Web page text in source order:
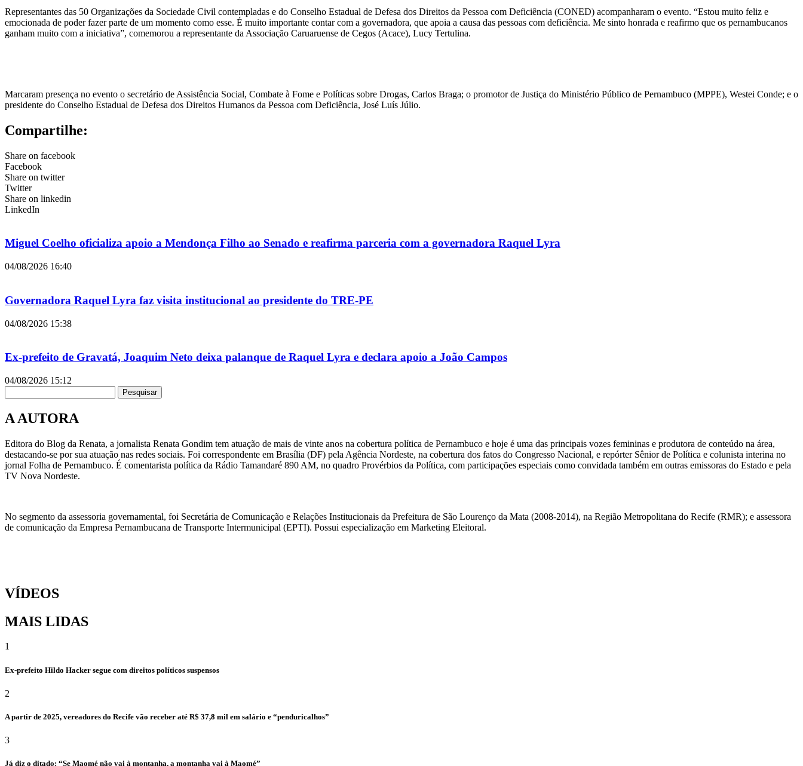
Representantes das 50 Organizações da Sociedade Civil contempladas e do Conselho Estadual de Defesa dos Direitos da Pessoa com Deficiência (CONED) acompanharam o evento. “Estou muito feliz e
emocionada de poder fazer parte de um momento como esse. É muito importante contar com a governadora, que apoia a causa das pessoas com deficiência. Me sinto honrada e reafirmo que os pernambucanos
ganham muito com a iniciativa”, comemorou a representante da Associação Caruaruense de Cegos (Acace), Lucy Tertulina.
Marcaram presença no evento o secretário de Assistência Social, Combate à Fome e Políticas sobre Drogas, Carlos Braga; o promotor de Justiça do Ministério Público de Pernambuco (MPPE), Westei Conde; e o
presidente do Conselho Estadual de Defesa dos Direitos Humanos da Pessoa com Deficiência, José Luís Júlio.
Compartilhe:
Share on facebook
Facebook
Share on twitter
Twitter
Share on linkedin
LinkedIn
Miguel Coelho oficializa apoio a Mendonça Filho ao Senado e reafirma parceria com a governadora Raquel Lyra
04/08/2026 16:40
Governadora Raquel Lyra faz visita institucional ao presidente do TRE-PE
04/08/2026 15:38
Ex-prefeito de Gravatá, Joaquim Neto deixa palanque de Raquel Lyra e declara apoio a João Campos
04/08/2026 15:12
Pesquisar
A AUTORA
Editora do Blog da Renata, a jornalista Renata Gondim tem atuação de mais de vinte anos na cobertura política de Pernambuco e hoje é uma das principais vozes femininas e produtora de conteúdo na área,
destacando-se por sua atuação nas redes sociais. Foi correspondente em Brasília (DF) pela Agência Nordeste, na cobertura dos fatos do Congresso Nacional, e repórter Sênior de Política e colunista interina no
jornal Folha de Pernambuco. É comentarista política da Rádio Tamandaré 890 AM, no quadro Provérbios da Política, com participações especiais como convidada também em outras emissoras do Estado e pela
TV Nova Nordeste.
No segmento da assessoria governamental, foi Secretária de Comunicação e Relações Institucionais da Prefeitura de São Lourenço da Mata (2008-2014), na Região Metropolitana do Recife (RMR); e assessora
de comunicação da Empresa Pernambucana de Transporte Intermunicipal (EPTI). Possui especialização em Marketing Eleitoral.
VÍDEOS
MAIS LIDAS
1
Ex-prefeito Hildo Hacker segue com direitos políticos suspensos
2
A partir de 2025, vereadores do Recife vão receber até R$ 37,8 mil em salário e “penduricalhos”
3
Já diz o ditado: “Se Maomé não vai à montanha, a montanha vai à Maomé”